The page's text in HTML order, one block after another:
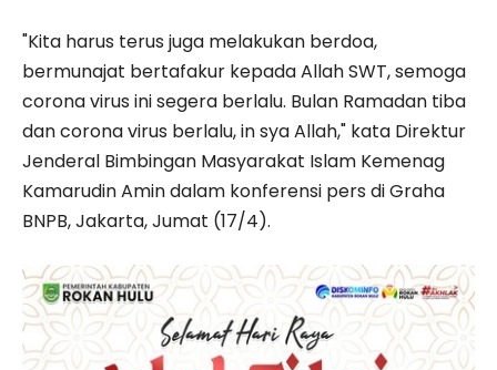
"Kita harus terus juga melakukan berdoa,
bermunajat bertafakur kepada Allah SWT, semoga
corona virus ini segera berlalu. Bulan Ramadan tiba
dan corona virus berlalu, in sya Allah," kata Direktur
Jenderal Bimbingan Masyarakat Islam Kemenag
Kamarudin Amin dalam konferensi pers di Graha
BNPB, Jakarta, Jumat (17/4).